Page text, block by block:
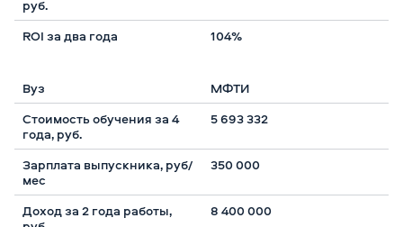
104%
МФТИ
5 693 332
350 000
8 400 000